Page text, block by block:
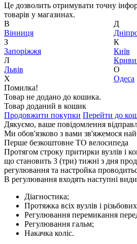
Це дозволить отримувати точну
товарів у магазинах.
В
Вiнниця
З
Запоріжжя
Л
Львів
Х
Д
К
Київ
О
Одеса
Помилка!
Товар не додано до кошика.
Товар доданий в кошик
Продовжити покупки Перейти до
Дякуємо, ваше повідомлення
Ми обов'язково з вами зв'яжемося
Перше безкоштовне ТО велосипеда
Протягом строку притирки вузлів і
що становить 3 (три) тижні з дня
регулювання та настройка
В регулювання входять наступні види
Діагностика;
Протяжка всіх вузлів і
Регулювання перемикання
Регулювання гальм;
Накачка коліс.